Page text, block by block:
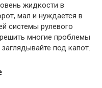
жидкости в
мал и нуждается в
системы рулевого
многие проблемы
под капот.